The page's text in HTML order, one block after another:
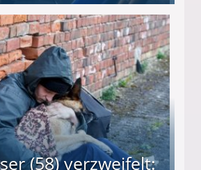
(58) verzweifelt: